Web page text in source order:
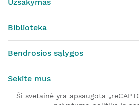
Biblioteka
Bendrosios sąlygos
Sekite mus
Ši svetainė yra apsaugota